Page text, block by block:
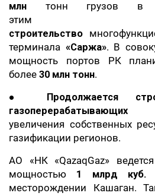
млн тонн грузов в
строительство
терминала «Саржа». В
мощность портов РК
более 30 млн тонн.
●
Продолжается
газоперерабатывающих
увеличения собственных
газификации регионов.
АО «НК «QazaqGaz»
мощностью 1 млрд куб.
месторождении Кашаган.